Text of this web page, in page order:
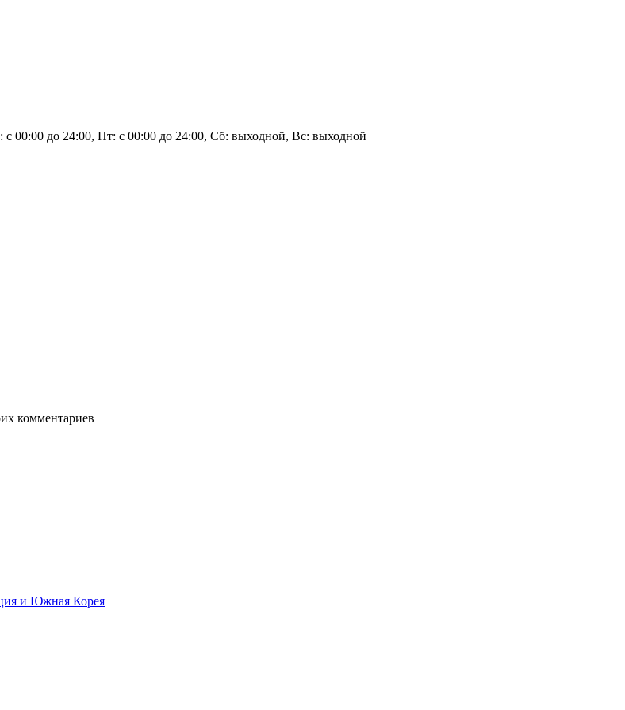
00:00 до 24:00, Пт: с 00:00 до 24:00, Сб: выходной, Вс: выходной
комментариев
и Южная Корея